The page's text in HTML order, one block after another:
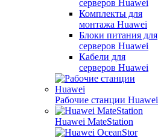
серверов Huawei
Комплекты для
монтажа Huawei
Блоки питания для
серверов Huawei
Кабели для
серверов Huawei
Рабочие станции Huawei
Huawei MateStation